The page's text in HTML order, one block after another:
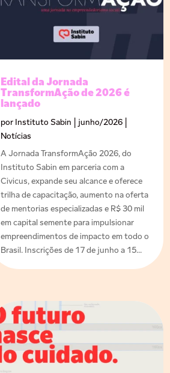
Edital da Jornada
TransformAção de 2026 é
lançado
por Instituto Sabin junho/2026
Notícias
A Jornada TransformAção 2026, do
Instituto Sabin em parceria com a
Civicus, expande seu alcance e oferece
trilha de capacitação, aumento na oferta
de mentorias especializadas e R$ 30 mil
em capital semente para impulsionar
empreendimentos de impacto em todo o
Brasil. Inscrições de 17 de junho a 15...